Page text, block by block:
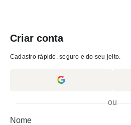
Criar conta
Cadastro rápido, seguro e do seu jeito.
ou
Nome